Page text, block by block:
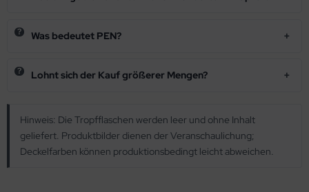
Was bedeutet PEN?
Lohnt sich der Kauf größerer Mengen?
Hinweis: Die Tropfflaschen werden leer und ohne Inhalt
geliefert. Produktbilder dienen der Veranschaulichung;
Deckelfarben können produktionsbedingt leicht abweichen.